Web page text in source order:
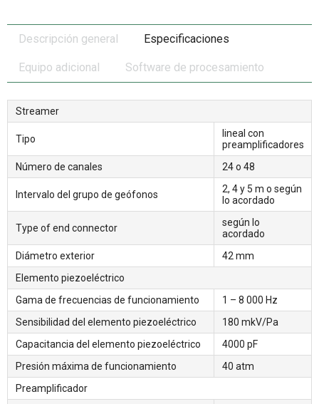
Descripción general Especificaciones
Equipo adicional Software de procesamiento
Streamer
Tipo
lineal con
preamplificadores
Número de canales
24 o 48
Intervalo del grupo de geófonos
2, 4 y 5 m o según
lo acordado
Type of end connector
según lo
acordado
Diámetro exterior
42 mm
Elemento piezoeléctrico
Gama de frecuencias de funcionamiento
1 – 8 000 Hz
Sensibilidad del elemento piezoeléctrico
180 mkV/Pa
Capacitancia del elemento piezoeléctrico
4000 pF
Presión máxima de funcionamiento
40 atm
Preamplificador